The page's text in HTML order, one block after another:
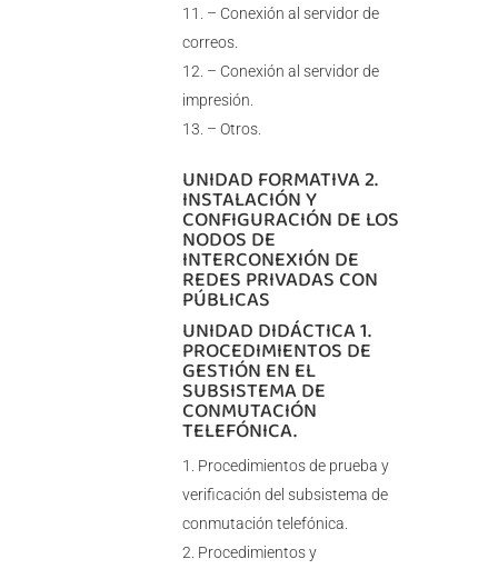
– Conexión al servidor de
correos.
– Conexión al servidor de
impresión.
– Otros.
UNIDAD FORMATIVA 2.
INSTALACIÓN Y
CONFIGURACIÓN DE LOS
NODOS DE
INTERCONEXIÓN DE
REDES PRIVADAS CON
PÚBLICAS
UNIDAD DIDÁCTICA 1.
PROCEDIMIENTOS DE
GESTIÓN EN EL
SUBSISTEMA DE
CONMUTACIÓN
TELEFÓNICA.
Procedimientos de prueba y
verificación del subsistema de
conmutación telefónica.
Procedimientos y